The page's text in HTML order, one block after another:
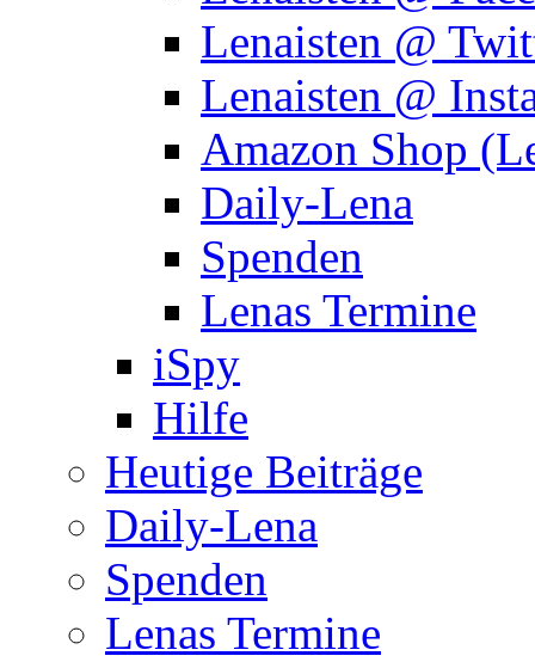
Lenaisten @
Lenaisten @
Amazon Shop
Daily-Lena
Spenden
Lenas Termine
iSpy
Hilfe
Heutige Beiträge
Daily-Lena
Spenden
Lenas Termine